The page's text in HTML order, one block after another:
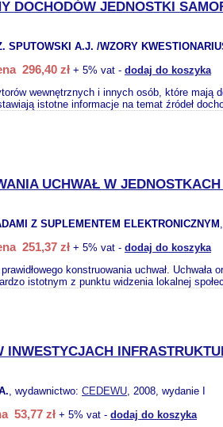
DOCHODÓW JEDNOSTKI
SPUTOWSKI A.J. /WZORY
296,40 zł + 5% vat - dodaj do koszyka
wewnętrznych i innych osób, które
istotne informacje na temat źródeł
UCHWAŁ W
Z SUPLEMENTEM ELEKTRONICZNYM
251,37 zł + 5% vat - dodaj do koszyka
konstruowania uchwał.
istotnym z punktu widzenia lokalnej
INWESTYCJACH
, wydawnictwo: CEDEWU, 2008, wydanie I
53,77 zł + 5% vat - dodaj do koszyka